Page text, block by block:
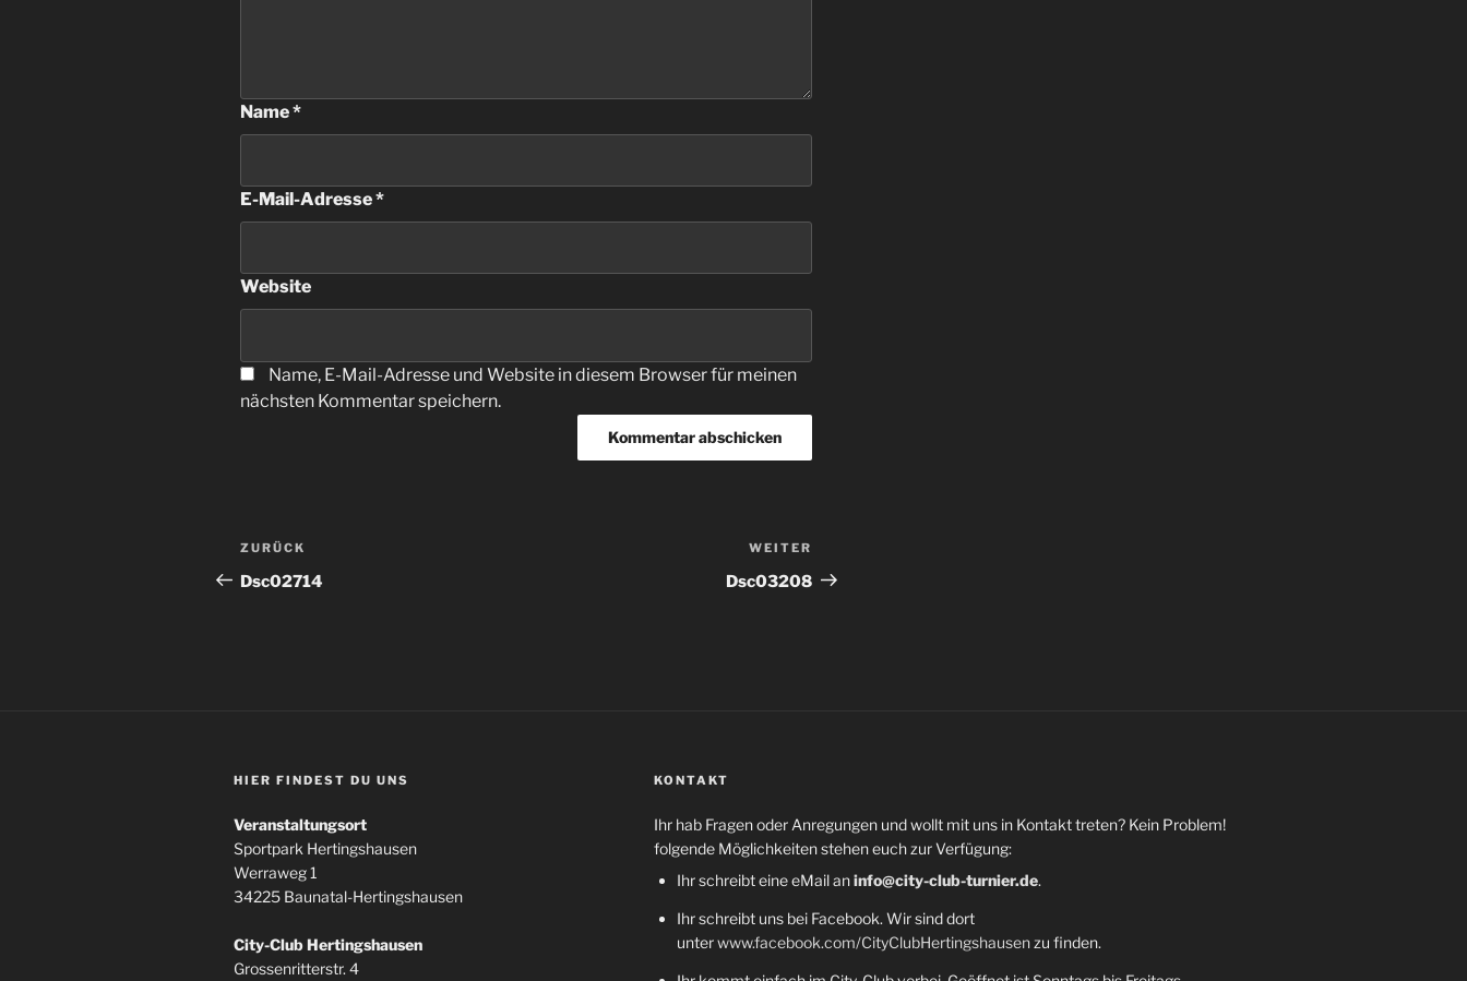
Name*
E-Mail-Adresse*
Website
Name, E-Mail-Adresse und Website in diesem Browser für meinen
nächsten Kommentar speichern.
Beitragsnavigation
Vorheriger
Beitrag
ZURÜCK
Dsc02714
Beitrag
WEITER
Dsc03208
HIER FINDEST DU UNS
Veranstaltungsort
Sportpark Hertingshausen
Werraweg 1
34225 Baunatal-Hertingshausen
City-Club Hertingshausen
Grossenritterstr. 4
KONTAKT
Ihr hab Fragen oder Anregungen und wollt mit uns in Kontakt treten? Kein Problem!
folgende Möglichkeiten stehen euch zur Verfügung:
Ihr schreibt eine eMail aninfo@city-club-turnier.de.
Ihr schreibt uns bei Facebook. Wir sind dort
unterwww.facebook.com/CityClubHertingshausenzu finden.